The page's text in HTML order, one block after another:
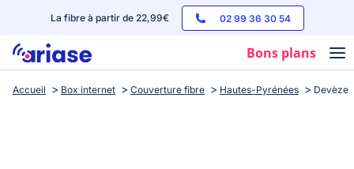
La fibre à partir de 22,99€ 02 99 36 30 54
Bons plans
Box internet
Accueil Box internet Couverture fibre Hautes-Pyrénées Devèze